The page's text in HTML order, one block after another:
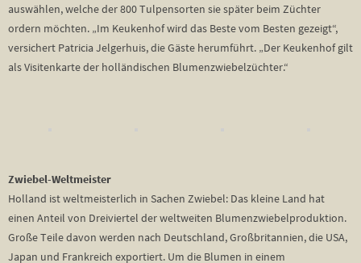
auswählen, welche der 800 Tulpensorten sie später beim Züchter
ordern möchten. „Im Keukenhof wird das Beste vom Besten gezeigt“,
versichert Patricia Jelgerhuis, die Gäste herumführt. „Der Keukenhof gilt
als Visitenkarte der holländischen Blumenzwiebelzüchter.“
Zwiebel-Weltmeister
Holland ist weltmeisterlich in Sachen Zwiebel: Das kleine Land hat
einen Anteil von Dreiviertel der weltweiten Blumenzwiebelproduktion.
Große Teile davon werden nach Deutschland, Großbritannien, die USA,
Japan und Frankreich exportiert. Um die Blumen in einem